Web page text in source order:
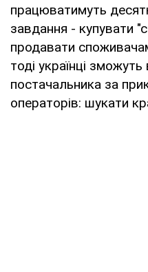
працюватимуть
завдання - купувати
продавати
тоді українці
постачальника за
операторів: шукати